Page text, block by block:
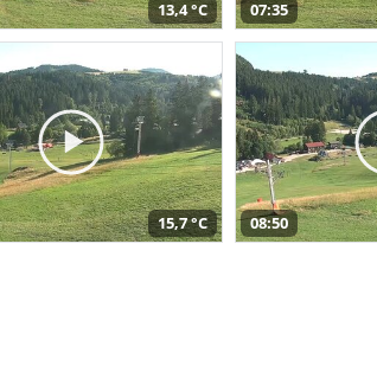
13,4 °C 07:35
15,7 °C 08:50